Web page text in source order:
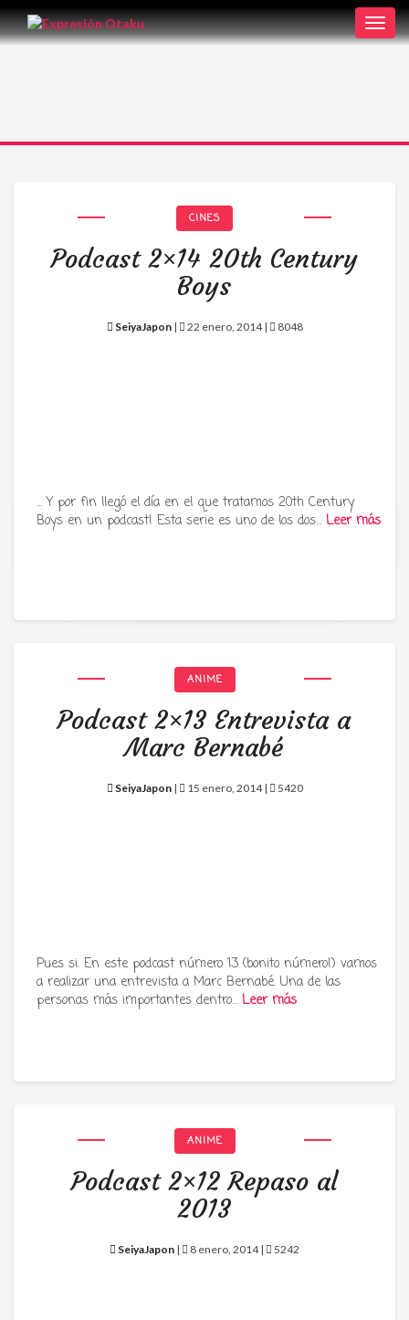
Tu radio y podcast sobre manga,
CINES
Podcast 2×14 20th Century
Boys
SeiyaJapon| 22 enero, 2014 | 8048
… Y por fin llegó el día en el que tratamos 20th Century
Boys en un podcast! Esta serie es uno de los dos… Leer más
ANIME
Podcast 2×13 Entrevista a
Marc Bernabé
SeiyaJapon| 15 enero, 2014 | 5420
Pues si. En este podcast número 13 (bonito número!) vamos
a realizar una entrevista a Marc Bernabé. Una de las
personas más importantes dentro… Leer más
ANIME
Podcast 2×12 Repaso al
2013
SeiyaJapon | 8 enero, 2014 | 5242